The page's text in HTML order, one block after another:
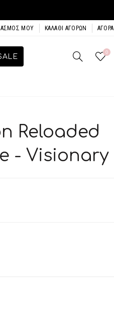
ΜΟΥ ΚΑΛΆΘΙ ΑΓΟΡΏΝ ΑΓΟΡΆ
0
Reloaded
- Visionary